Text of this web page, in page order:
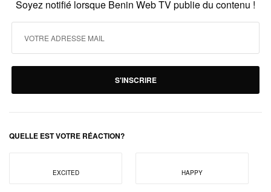
Soyez notifié lorsque Benin Web TV publie du contenu !
S'INSCRIRE
QUELLE EST VOTRE RÉACTION?
EXCITED HAPPY